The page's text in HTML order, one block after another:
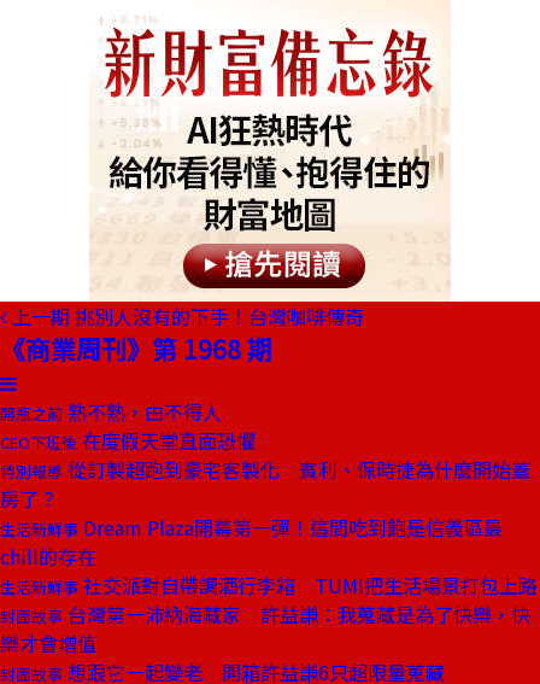
上一期 挑別人沒有的下手！台灣咖啡傳奇
《商業周刊》第 1968 期
開瓶之前 熟不熟，由不得人
CEO下班後 在度假天堂直面恐懼
特別報導 從訂製超跑到豪宅客製化 賓利、保時捷為什麼開始蓋
房了？
生活新鮮事 Dream Plaza開幕第一彈！這間吃到飽是信義區最
chill的存在
生活新鮮事 社交派對自帶調酒行李箱 TUMI把生活場景打包上路
封面故事 台灣第一沛納海藏家 許益謙：我蒐藏是為了快樂，快
樂才會增值
封面故事 想跟它一起變老 開箱許益謙6只超限量蒐藏